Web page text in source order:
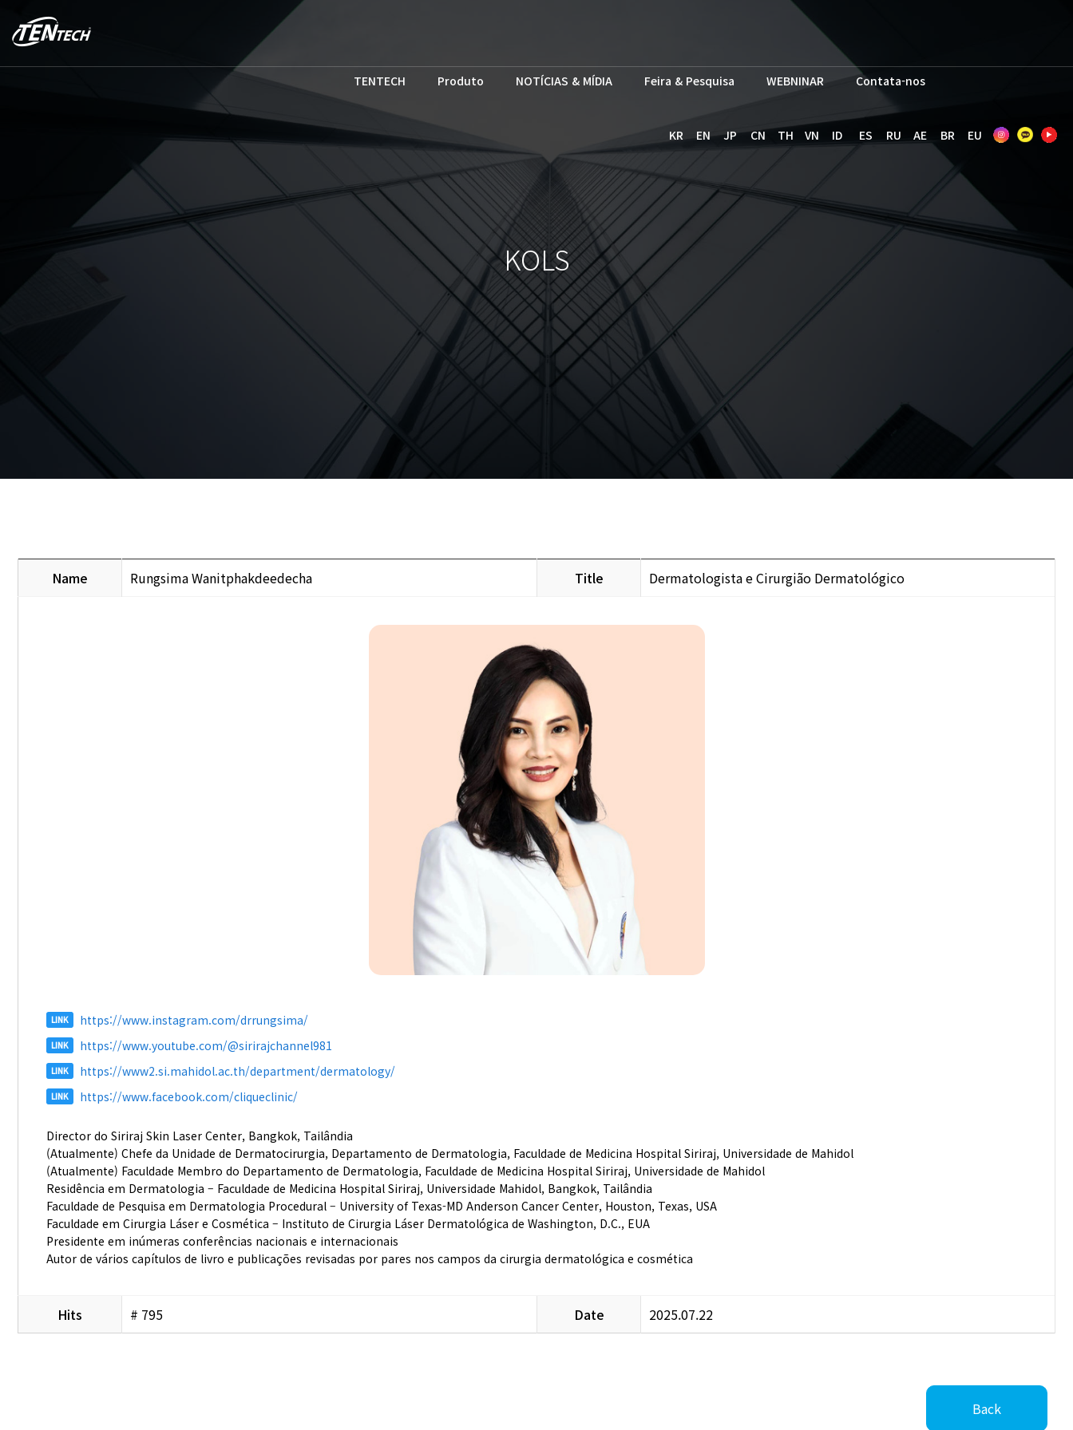
TENTECH Produto NOTÍCIAS & MÍDIA Feira & Pesquisa WEBNINAR Contata-nos
KR EN JP CN TH VN ID ES RU AE BR EU
KOLS
Name Rungsima Wanitphakdeedecha Title Dermatologista e Cirurgião Dermatológico
LINK https://www.instagram.com/drrungsima/
LINK https://www.youtube.com/@sirirajchannel981
LINK https://www2.si.mahidol.ac.th/department/dermatology/
LINK https://www.facebook.com/cliqueclinic/
Director do Siriraj Skin Laser Center, Bangkok, Tailândia
(Atualmente) Chefe da Unidade de Dermatocirurgia, Departamento de Dermatologia, Faculdade de Medicina Hospital Siriraj, Universidade de Mahidol
(Atualmente) Faculdade Membro do Departamento de Dermatologia, Faculdade de Medicina Hospital Siriraj, Universidade de Mahidol
Residência em Dermatologia – Faculdade de Medicina Hospital Siriraj, Universidade Mahidol, Bangkok, Tailândia
Faculdade de Pesquisa em Dermatologia Procedural – University of Texas-MD Anderson Cancer Center, Houston, Texas, USA
Faculdade em Cirurgia Láser e Cosmética – Instituto de Cirurgia Láser Dermatológica de Washington, D.C., EUA
Presidente em inúmeras conferências nacionais e internacionais
Autor de vários capítulos de livro e publicações revisadas por pares nos campos da cirurgia dermatológica e cosmética
Hits # 795 Date 2025.07.22
Back